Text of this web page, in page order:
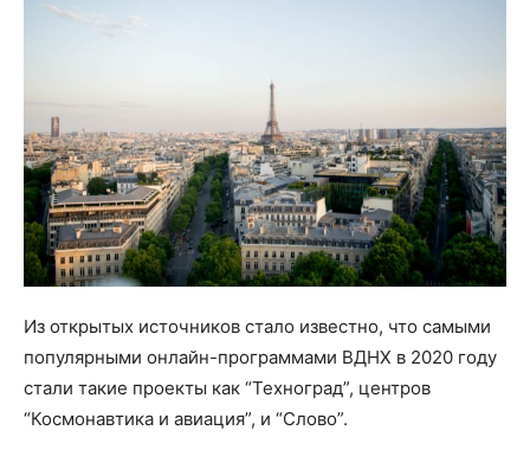
Из открытых источников стало известно, что самыми
популярными онлайн-программами ВДНХ в 2020 году
стали такие проекты как “Техноград”, центров
“Космонавтика и авиация”, и “Слово”.